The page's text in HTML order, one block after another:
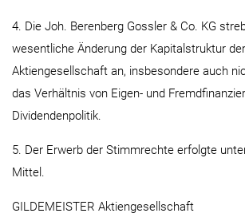
4. Die Joh. Berenberg Gossler & Co. KG
wesentliche Änderung der Kapitalstruktur
Aktiengesellschaft an, insbesondere auch
das Verhältnis von Eigen- und
Dividendenpolitik.
5. Der Erwerb der Stimmrechte erfolgte
Mittel.
GILDEMEISTER Aktiengesellschaft